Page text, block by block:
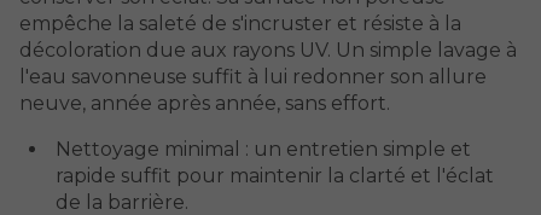
empêche la saleté de s'incruster et résiste à la
décoloration due aux rayons UV. Un simple lavage à
l'eau savonneuse suffit à lui redonner son allure
neuve, année après année, sans effort.
Nettoyage minimal : un entretien simple et
rapide suffit pour maintenir la clarté et l'éclat
de la barrière.